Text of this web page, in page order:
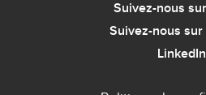
Suivez-nous
Suivez-nous sur
LinkedIn